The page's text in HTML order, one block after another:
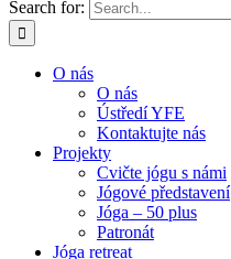
Search for:
O nás
O nás
Ústředí YFE
Kontaktujte nás
Projekty
Cvičte jógu s námi
Jógové představení
Jóga – 50 plus
Patronát
Jóga retreat